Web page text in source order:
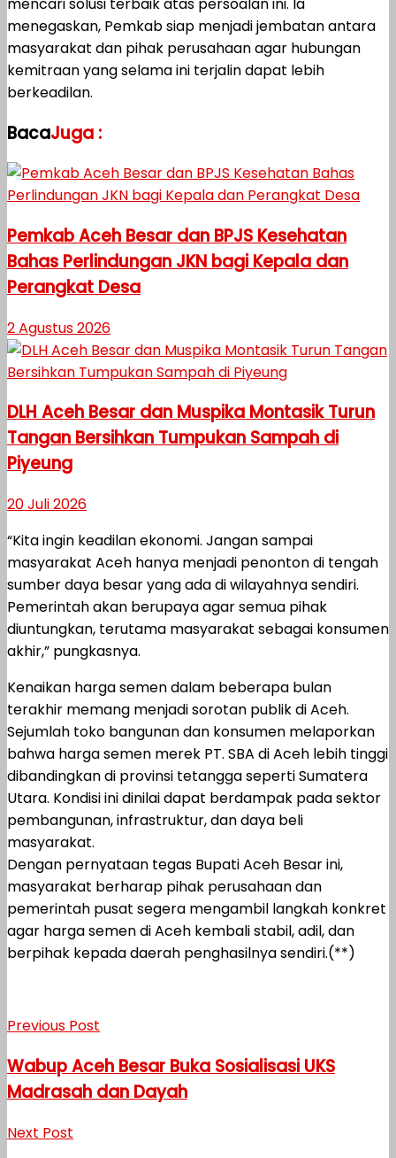
menegaskan, Pemkab siap menjadi jembatan antara
masyarakat dan pihak perusahaan agar hubungan
kemitraan yang selama ini terjalin dapat lebih
berkeadilan.
BacaJuga :
Pemkab Aceh Besar dan BPJS Kesehatan
Bahas Perlindungan JKN bagi Kepala dan
Perangkat Desa
2 Agustus 2026
DLH Aceh Besar dan Muspika Montasik Turun
Tangan Bersihkan Tumpukan Sampah di
Piyeung
20 Juli 2026
“Kita ingin keadilan ekonomi. Jangan sampai
masyarakat Aceh hanya menjadi penonton di tengah
sumber daya besar yang ada di wilayahnya sendiri.
Pemerintah akan berupaya agar semua pihak
diuntungkan, terutama masyarakat sebagai konsumen
akhir,” pungkasnya.
Kenaikan harga semen dalam beberapa bulan
terakhir memang menjadi sorotan publik di Aceh.
Sejumlah toko bangunan dan konsumen melaporkan
bahwa harga semen merek PT. SBA di Aceh lebih tinggi
dibandingkan di provinsi tetangga seperti Sumatera
Utara. Kondisi ini dinilai dapat berdampak pada sektor
pembangunan, infrastruktur, dan daya beli
masyarakat.
Dengan pernyataan tegas Bupati Aceh Besar ini,
masyarakat berharap pihak perusahaan dan
pemerintah pusat segera mengambil langkah konkret
agar harga semen di Aceh kembali stabil, adil, dan
berpihak kepada daerah penghasilnya sendiri.(**)
Previous Post
Wabup Aceh Besar Buka Sosialisasi UKS
Madrasah dan Dayah
Next Post